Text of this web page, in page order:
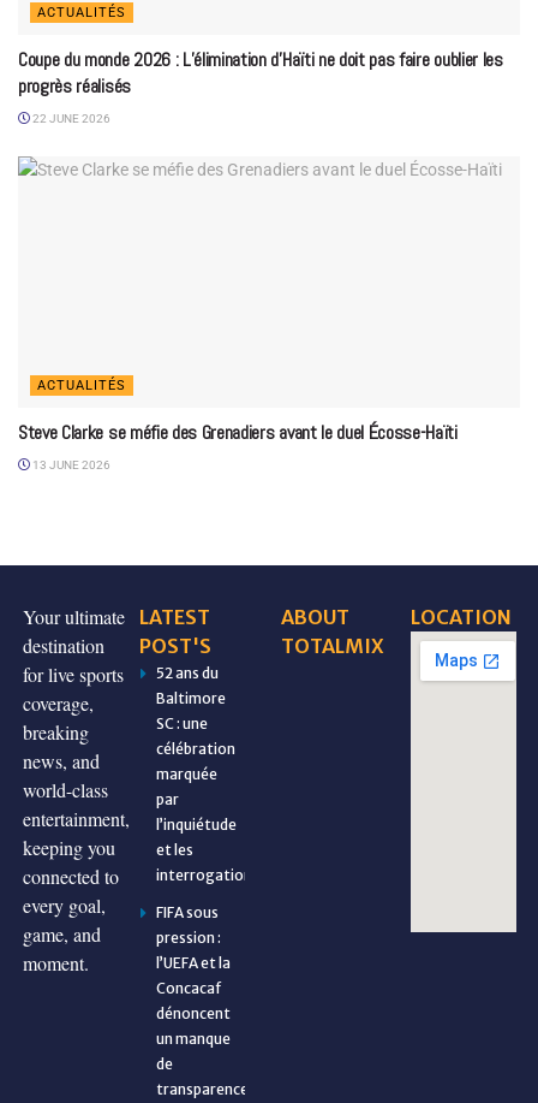
ACTUALITÉS
Coupe du monde 2026 : L’élimination d’Haïti ne doit pas faire oublier les
progrès réalisés
22 JUNE 2026
ACTUALITÉS
Steve Clarke se méfie des Grenadiers avant le duel Écosse-Haïti
13 JUNE 2026
Your ultimate
destination
for live sports
coverage,
breaking
news, and
world-class
entertainment,
keeping you
connected to
every goal,
game, and
moment.
LATEST
POST'S
52 ans du
Baltimore
SC : une
célébration
marquée
par
l’inquiétude
et les
interrogations
FIFA sous
pression :
l’UEFA et la
Concacaf
dénoncent
un manque
de
transparence
ABOUT
TOTALMIX
LOCATION